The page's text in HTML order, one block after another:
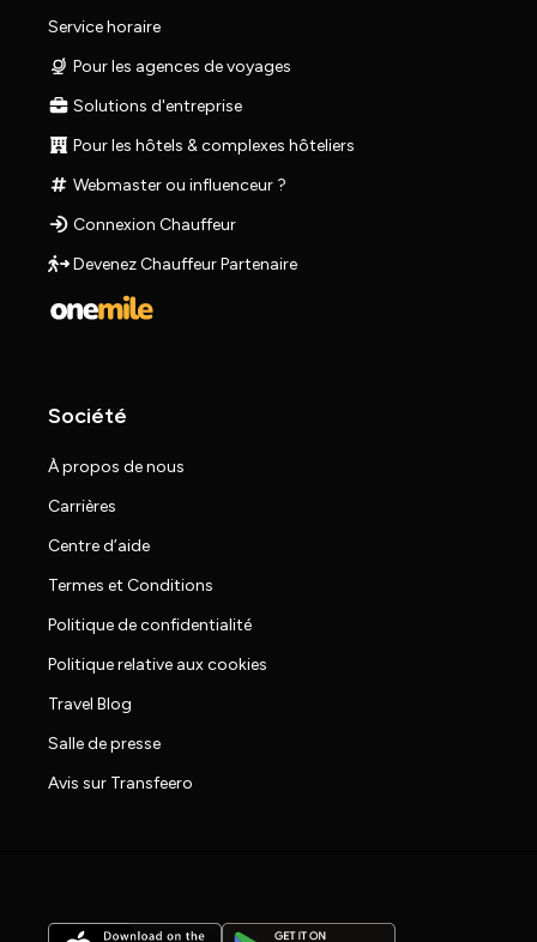
Service horaire
Pour les agences de voyages
Solutions d'entreprise
Pour les hôtels & complexes hôteliers
Webmaster ou influenceur ?
Connexion Chauffeur
Devenez Chauffeur Partenaire
Société
À propos de nous
Carrières
Centre d’aide
Termes et Conditions
Politique de confidentialité
Politique relative aux cookies
Travel Blog
Salle de presse
Avis sur Transfeero